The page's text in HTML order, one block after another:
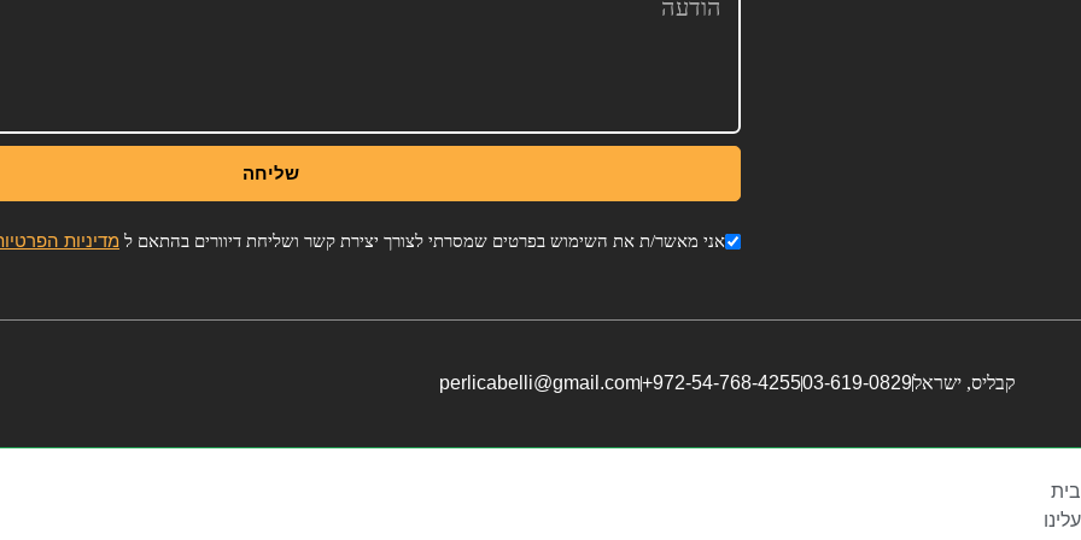
אני מאשר/ת את השימוש בפרטים שמסרתי לצורך יצירת קשר ושליחת דיוורים בהתאם ל מדיניות
שליחה
קבליס, ישראל03-619-0829
972-54-768-4255+
perlicabelli@gmail.com
בית
עלינו